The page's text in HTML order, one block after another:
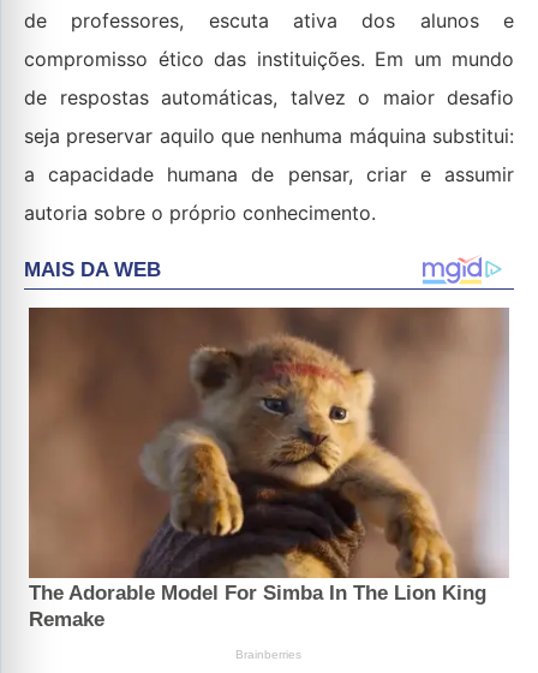
de professores, escuta ativa dos alunos e
compromisso ético das instituições. Em um mundo
de respostas automáticas, talvez o maior desafio
seja preservar aquilo que nenhuma máquina substitui:
a capacidade humana de pensar, criar e assumir
autoria sobre o próprio conhecimento.